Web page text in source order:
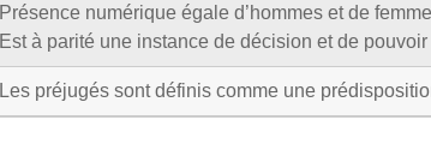
Présence numérique égale d’hommes et de
Est à parité une instance de décision et de
Les préjugés sont définis comme une